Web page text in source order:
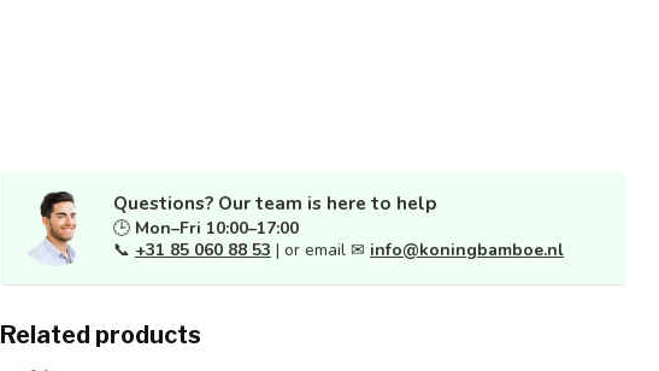
Questions? Our team is here to help
🕒 Mon–Fri 10:00–17:00
📞 +31 85 060 88 53 | or email ✉ info@koningbamboe.nl
Related products